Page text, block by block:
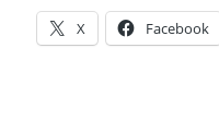
X Facebook